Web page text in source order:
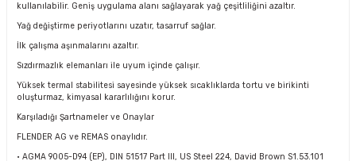
kullanılabilir. Geniş uygulama alanı sağlayarak yağ çeşitliliğini azaltır.
Yağ değiştirme periyotlarını uzatır, tasarruf sağlar.
İlk çalışma aşınmalarını azaltır.
Sızdırmazlık elemanları ile uyum içinde çalışır.
Yüksek termal stabilitesi sayesinde yüksek sıcaklıklarda tortu ve birikinti
oluşturmaz, kimyasal kararlılığını korur.
Karşıladığı Şartnameler ve Onaylar
FLENDER AG ve REMAS onaylıdır.
• AGMA 9005-D94 (EP), DIN 51517 Part III, US Steel 224, David Brown S1.53.101